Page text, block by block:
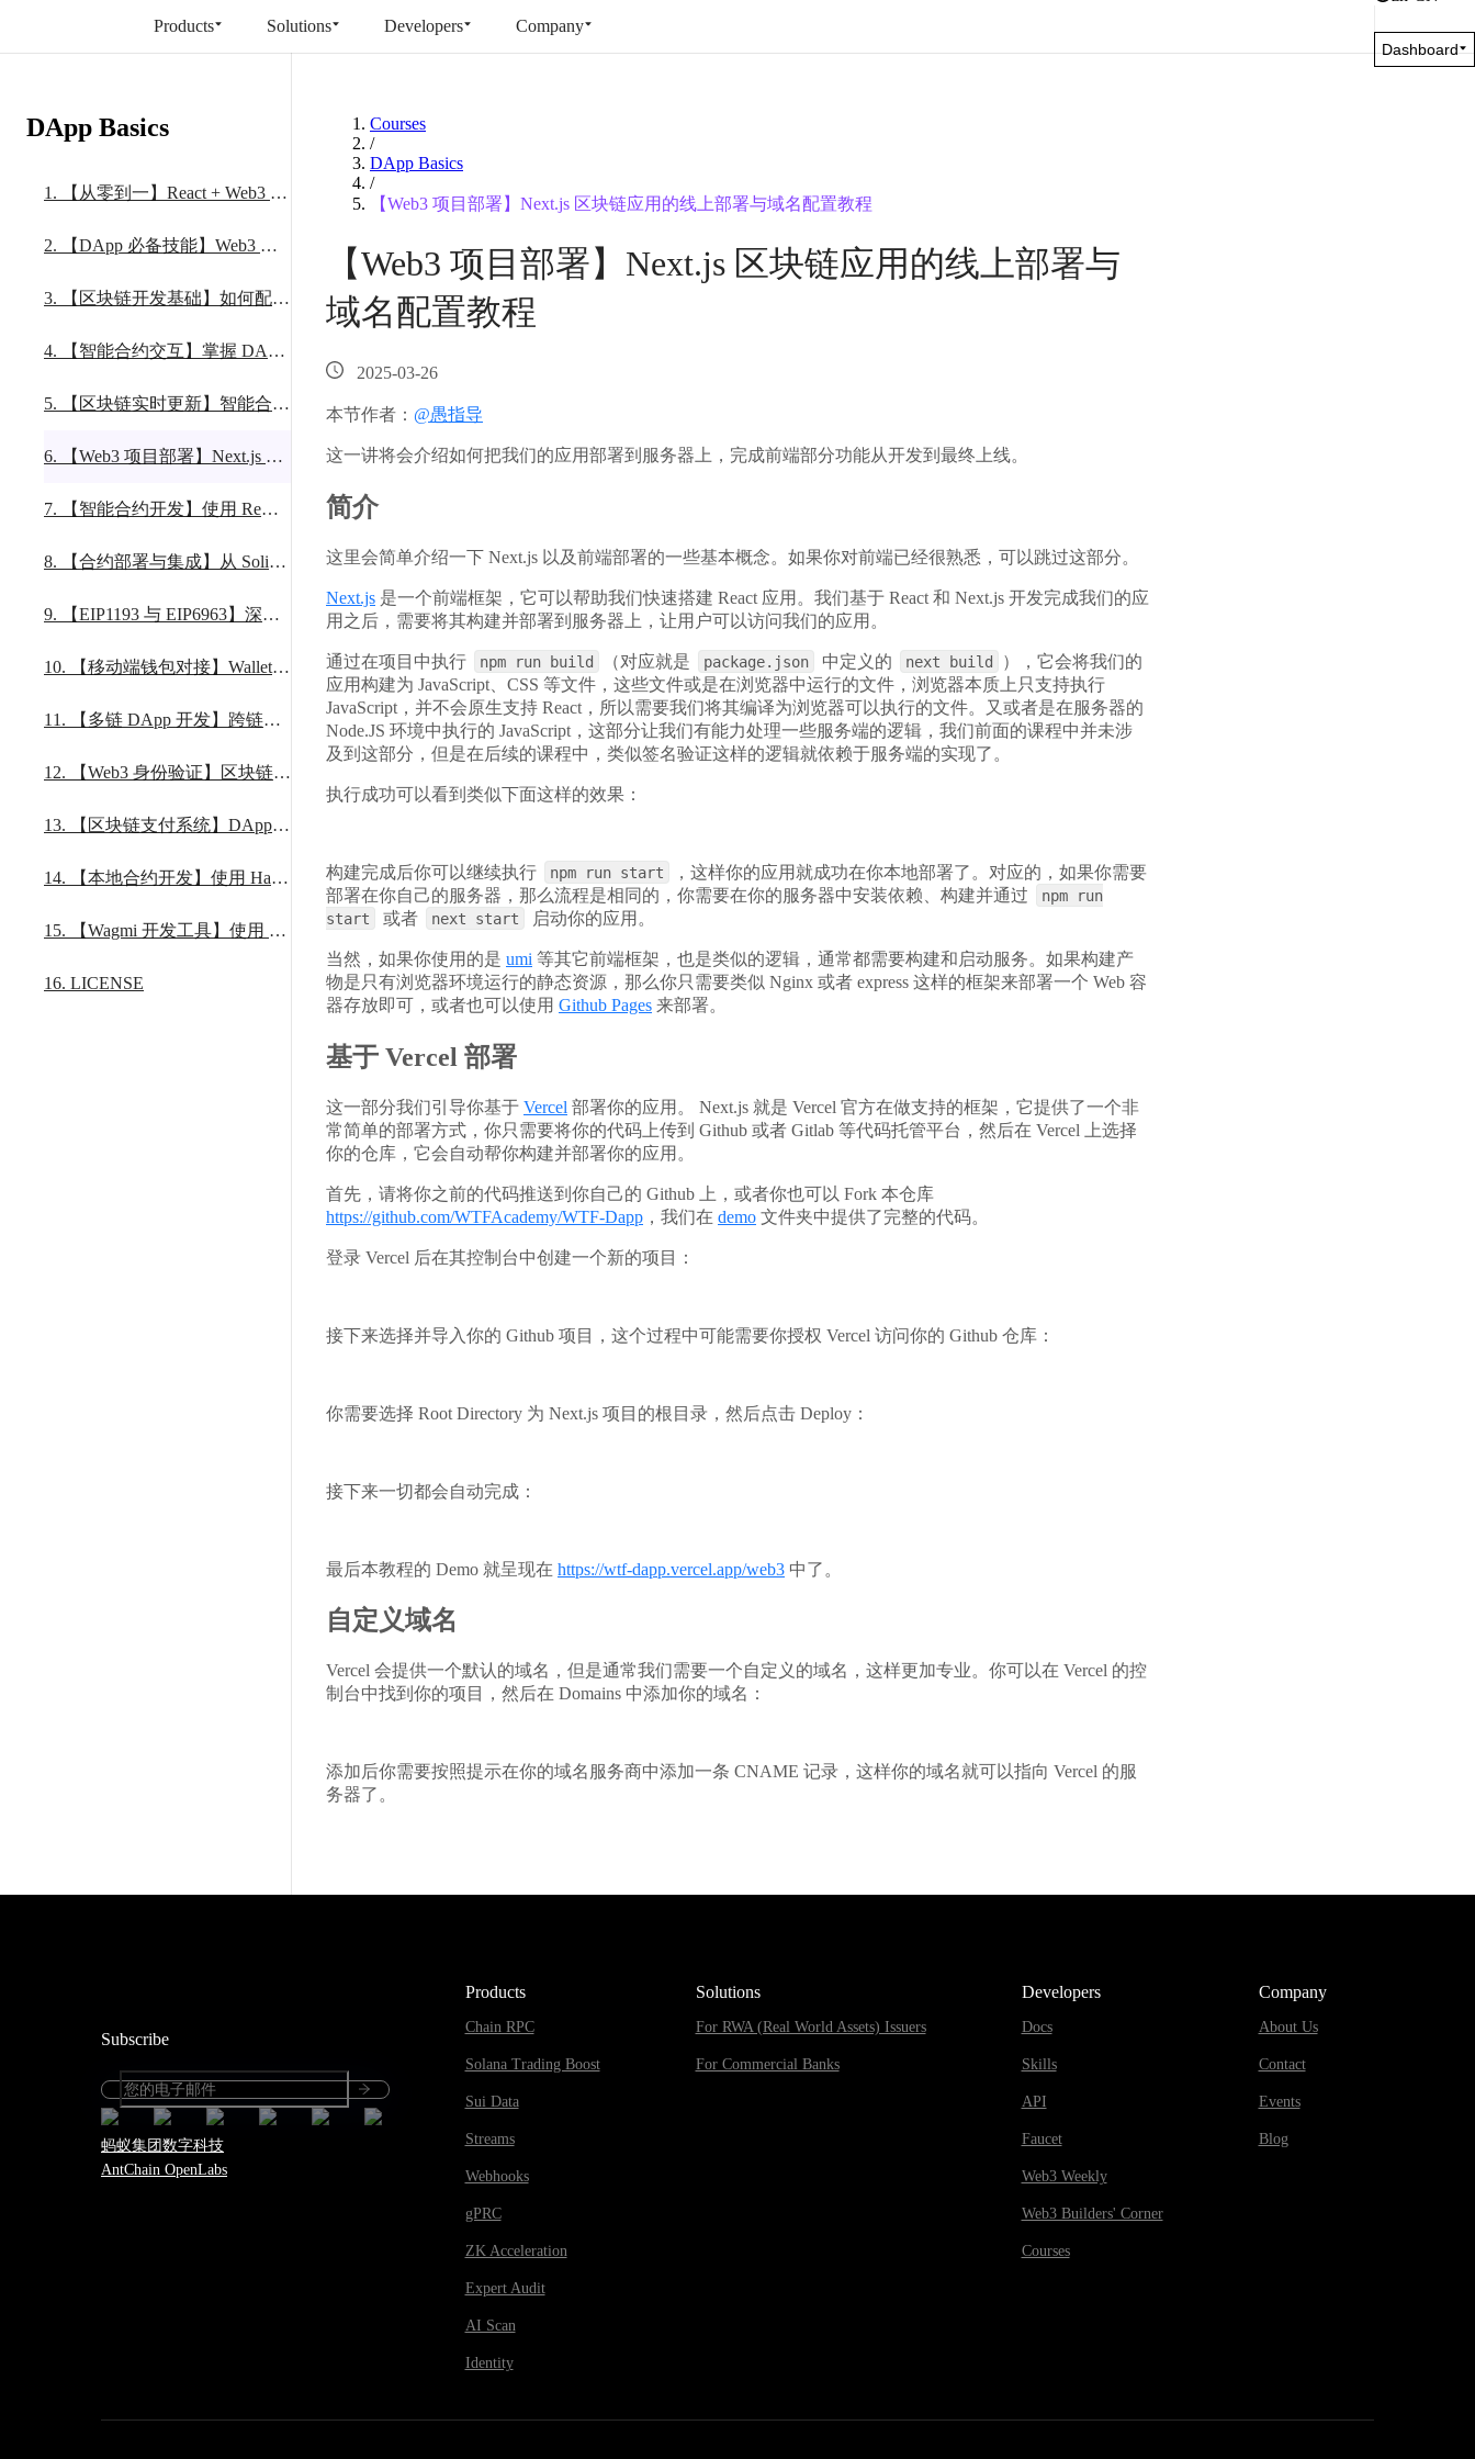
Products Solutions Developers Company
Dashboard
DApp Basics
1 . 【从零到一】React + Web3 入门指南：快速创建区块链应用的第一步
2. 【DApp 必备技能】Web3 钱包连接完全教程：实现 MetaMask 无缝对接
3. 【区块链开发基础】如何配置以太坊节点服务与测试网 ETH 获取指南
4. 【智能合约交互】掌握 DApp 与以太坊合约交互的完整流程与实战技巧
5. 【区块链实时更新】智能合约事件监听与前端实时响应的实现方案
6. 【Web3 项目部署】Next.js 区块链应用的线上部署与域名配置教程
7. 【智能合约开发】使用 Remix 开发和测试 ERC721 NFT 合约的全流程指南
8. 【合约部署与集成】从 Solidity 到 DApp：智能合约部署与前端集成实战
9. 【EIP1193 与 EIP6963】深入理解区块链钱包连接协议标准及实现原理
10. 【移动端钱包对接】WalletConnect 实现教程：连接移动端钱包与 DApp
11 . 【多链 DApp 开发】跨链应用开发指南：支持以太坊、Polygon 等多条区块链
12. 【Web3 身份验证】区块链签名验证完全指南：前端签名与后端验证实现
13. 【区块链支付系统】DApp 中实现 ETH 转账与收款功能的完整解决方案
14. 【本地合约开发】使用 Hardhat 搭建智能合约本地开发与测试环境
15. 【Wagmi 开发工具】使用 Wagmi CLI 自动生成合约交互代码提升开发效率
16. LICENSE
Courses
/
DApp Basics
/
【Web3 项目部署】Next.js 区块链应用的线上部署与域名配置教程
【Web3 项目部署】Next.js 区块链应用的线上部署与
域名配置教程
2025-03-26
本节作者： @愚指导
这一讲将会介绍如何把我们的应用部署到服务器上，完成前端部分功能从开发到最终上线。
简介
这里会简单介绍一下 Next.js 以及前端部署的一些基本概念。如果你对前端已经很熟悉，可以跳过这部分。
Next.js 是一个前端框架，它可以帮助我们快速搭建 React 应用。我们基于 React 和 Next.js 开发完成我们的应
用之后，需要将其构建并部署到服务器上，让用户可以访问我们的应用。
通过在项目中执行 npm run build （对应就是 package.json 中定义的 next build
），它会将我们的
应用构建为 JavaScript、CSS 等文件，这些文件或是在浏览器中运行的文件，浏览器本质上只支持执行
JavaScript，并不会原生支持 React，所以需要我们将其编译为浏览器可以执行的文件。又或者是在服务器的
Node.JS 环境中执行的 JavaScript，这部分让我们有能力处理一些服务端的逻辑，我们前面的课程中并未涉
及到这部分，但是在后续的课程中，类似签名验证这样的逻辑就依赖于服务端的实现了。
执行成功可以看到类似下面这样的效果：
构建完成后你可以继续执行 npm run start
，这样你的应用就成功在你本地部署了。对应的，如果你需要
部署在你自己的服务器，那么流程是相同的，你需要在你的服务器中安装依赖、构建并通过
npm run
start
或者 next start 启动你的应用。
当然，如果你使用的是 umi 等其它前端框架，也是类似的逻辑，通常都需要构建和启动服务。如果构建产
物是只有浏览器环境运行的静态资源，那么你只需要类似 Nginx 或者 express 这样的框架来部署一个 Web 容
器存放即可，或者也可以使用 Github Pages 来部署。
基于 Vercel 部署
这一部分我们引导你基于 Vercel 部署你的应用。 Next.js 就是 Vercel 官方在做支持的框架，它提供了一个非
常简单的部署方式，你只需要将你的代码上传到 Github 或者 Gitlab 等代码托管平台，然后在 Vercel 上选择
你的仓库，它会自动帮你构建并部署你的应用。
首先，请将你之前的代码推送到你自己的 Github 上，或者你也可以 Fork 本仓库
https://github.com/WTFAcademy/WTF-Dapp ，我们在 demo 文件夹中提供了完整的代码。
登录 Vercel 后在其控制台中创建一个新的项目：
接下来选择并导入你的 Github 项目，这个过程中可能需要你授权 Vercel 访问你的 Github 仓库：
你需要选择 Root Directory 为 Next.js 项目的根目录，然后点击 Deploy：
接下来一切都会自动完成：
最后本教程的 Demo 就呈现在 https://wtf-dapp.vercel.app/web3 中了。
自定义域名
Vercel 会提供一个默认的域名，但是通常我们需要一个自定义的域名，这样更加专业。你可以在 Vercel 的控
制台中找到你的项目，然后在 Domains 中添加你的域名：
添加后你需要按照提示在你的域名服务商中添加一条 CNAME 记录，这样你的域名就可以指向 Vercel 的服
务器了。
Subscribe
蚂蚁集团数字科技
AntChain OpenLabs
Products
Chain RPC
Solana Trading Boost
Sui Data
Streams
Webhooks
gPRC
ZK Acceleration
Expert Audit
AI Scan
Identity
Solutions
For RWA (Real World Assets) Issuers
For Commercial Banks
Developers
Docs
Skills
API
Faucet
Web3 Weekly
Web3 Builders' Corner
Courses
Company
About Us
Contact
Events
Blog